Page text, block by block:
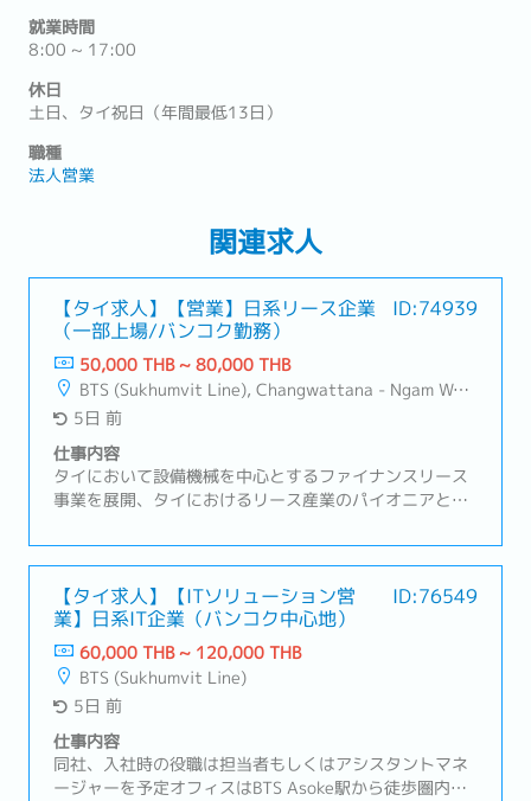
就業時間
8:00 ~ 17:00
休日
土日、タイ祝日（年間最低13日）
職種
法人営業
関連求人
【タイ求人】【営業】日系リース企業
（一部上場/バンコク勤務）
ID:74939
50,000 THB ~ 80,000 THB
BTS (Sukhumvit Line), Changwattana - Ngam Wong Wan, Lat Phrao, Din Daeng/Vibhavadi/Don Muang, Sai Mai
5日 前
仕事内容
タイにおいて設備機械を中心とするファイナンスリース
事業を展開、タイにおけるリース産業のパイオニアとし
客様の利便性向上のために、各種ファイナンスサービス
の拡大を図っております。【業務内容】・新規および既
存顧客へのアプローチ（電話・メール・訪問）・日系企
業向けの営業・サポート業務・顧客ニーズのヒアリング
および最適なサービス・商品の提案・見積書の作成およ
び価格・契約条件の交渉・受注後の各種手続き（書類回
収、社内連携、納品までの進行管理）・顧客との関係構
築および継続的なフォローアップ・与信申請および関連
書類の作成・社内関係部署と顧客間の調整業務・売上目
標（KPI）の達成・顧客満足度の維持・向上および問題発
生時の迅速な対応
【タイ求人】【ITソリューション営
業】日系IT企業（バンコク中心地）
ID:76549
60,000 THB ~ 120,000 THB
BTS (Sukhumvit Line)
5日 前
仕事内容
同社、入社時の役職は担当者もしくはアシスタントマネ
ージャーを予定オフィスはBTS Asoke駅から徒歩圏内